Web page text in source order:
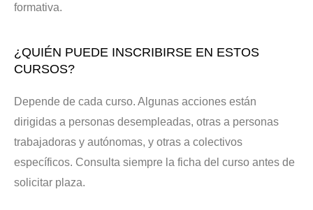
formativa.
¿QUIÉN PUEDE INSCRIBIRSE EN ESTOS
CURSOS?
Depende de cada curso. Algunas acciones están
dirigidas a personas desempleadas, otras a personas
trabajadoras y autónomas, y otras a colectivos
específicos. Consulta siempre la ficha del curso antes de
solicitar plaza.